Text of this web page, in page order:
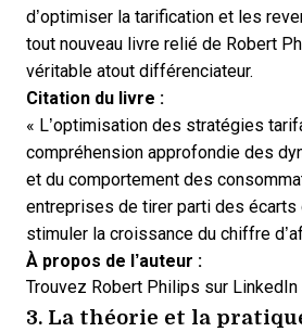
d’optimiser la tarification et les
tout nouveau livre relié de Robert
véritable atout différenciateur.
Citation du livre :
« L’optimisation des stratégies
compréhension approfondie des
et du comportement des
entreprises de tirer parti des écarts
stimuler la croissance du chiffre
À propos de l’auteur :
Trouvez Robert Philips sur LinkedIn
3. La théorie et la